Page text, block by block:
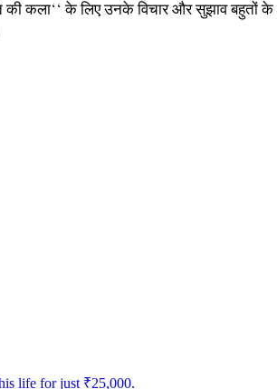
कला‘‘ के लिए उनके विचार और सुझाव बहुतों